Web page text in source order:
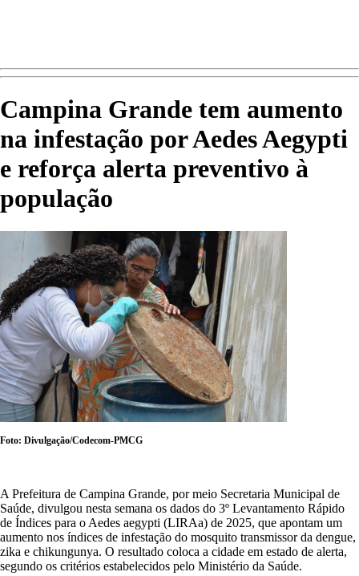
Campina Grande tem aumento
na infestação por Aedes Aegypti
e reforça alerta preventivo à
população
Foto: Divulgação/Codecom-PMCG
A Prefeitura de Campina Grande, por meio Secretaria Municipal de
Saúde, divulgou nesta semana os dados do 3º Levantamento Rápido
de Índices para o Aedes aegypti (LIRAa) de 2025, que apontam um
aumento nos índices de infestação do mosquito transmissor da dengue,
zika e chikungunya. O resultado coloca a cidade em estado de alerta,
segundo os critérios estabelecidos pelo Ministério da Saúde.